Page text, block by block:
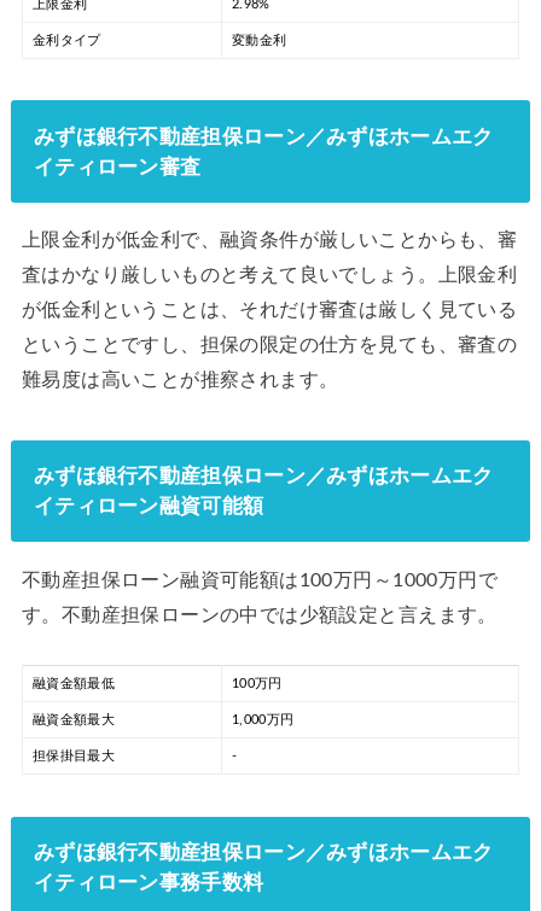
上限金利 2.98%
金利タイプ 変動金利
みずほ銀行不動産担保ローン／みずほホームエク
イティローン審査
上限金利が低金利で、融資条件が厳しいことからも、審
査はかなり厳しいものと考えて良いでしょう。上限金利
が低金利ということは、それだけ審査は厳しく見ている
ということですし、担保の限定の仕方を見ても、審査の
難易度は高いことが推察されます。
みずほ銀行不動産担保ローン／みずほホームエク
イティローン融資可能額
不動産担保ローン融資可能額は100万円～1000万円で
す。不動産担保ローンの中では少額設定と言えます。
融資金額最低 100万円
融資金額最大 1,000万円
担保掛目最大 -
みずほ銀行不動産担保ローン／みずほホームエク
イティローン事務手数料